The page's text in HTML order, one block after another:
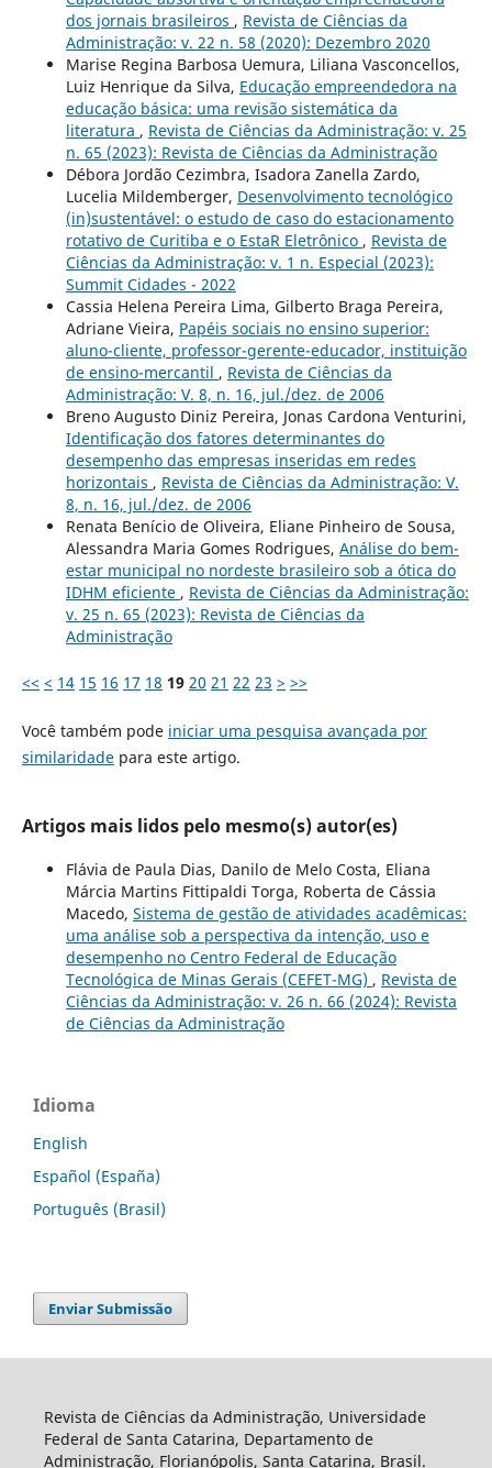
dos jornais brasileiros , Revista de Ciências da
Administração: v. 22 n. 58 (2020): Dezembro 2020
Marise Regina Barbosa Uemura, Liliana Vasconcellos,
Luiz Henrique da Silva, Educação empreendedora na
educação básica: uma revisão sistemática da
literatura , Revista de Ciências da Administração: v. 25
n. 65 (2023): Revista de Ciências da Administração
Débora Jordão Cezimbra, Isadora Zanella Zardo,
Lucelia Mildemberger, Desenvolvimento tecnológico
(in)sustentável: o estudo de caso do estacionamento
rotativo de Curitiba e o EstaR Eletrônico , Revista de
Ciências da Administração: v. 1 n. Especial (2023):
Summit Cidades - 2022
Cassia Helena Pereira Lima, Gilberto Braga Pereira,
Adriane Vieira, Papéis sociais no ensino superior:
aluno-cliente, professor-gerente-educador, instituição
de ensino-mercantil , Revista de Ciências da
Administração: V. 8, n. 16, jul./dez. de 2006
Breno Augusto Diniz Pereira, Jonas Cardona Venturini,
Identificação dos fatores determinantes do
desempenho das empresas inseridas em redes
horizontais , Revista de Ciências da Administração: V.
8, n. 16, jul./dez. de 2006
Renata Benício de Oliveira, Eliane Pinheiro de Sousa,
Alessandra Maria Gomes Rodrigues, Análise do bem-
estar municipal no nordeste brasileiro sob a ótica do
IDHM eficiente , Revista de Ciências da Administração:
v. 25 n. 65 (2023): Revista de Ciências da
Administração
<< < 14 15 16 17 18 19 20 21 22 23 > >>
Você também pode iniciar uma pesquisa avançada por
similaridadepara este artigo.
Artigos mais lidos pelo mesmo(s) autor(es)
Flávia de Paula Dias, Danilo de Melo Costa, Eliana
Márcia Martins Fittipaldi Torga, Roberta de Cássia
Macedo, Sistema de gestão de atividades acadêmicas:
uma análise sob a perspectiva da intenção, uso e
desempenho no Centro Federal de Educação
Tecnológica de Minas Gerais (CEFET-MG) , Revista de
Ciências da Administração: v. 26 n. 66 (2024): Revista
de Ciências da Administração
Idioma
English
Español (España)
Português (Brasil)
Enviar Submissão
Revista de Ciências da Administração, Universidade
Federal de Santa Catarina, Departamento de
Administração, Florianópolis, Santa Catarina, Brasil.